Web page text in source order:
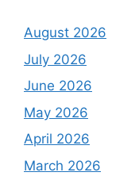
August 2026
July 2026
June 2026
May 2026
April 2026
March 2026